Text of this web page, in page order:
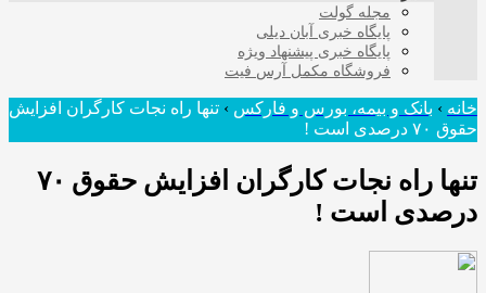
مجله گولت
پایگاه خبری آبان دیلی
پایگاه خبری پیشنهاد ویژه
فروشگاه مکمل آرس فیت
خانه › بانک و بیمه، بورس و فارکس › تنها راه نجات کارگران افزایش
حقوق ۷۰ درصدی است !
تنها راه نجات کارگران افزایش حقوق ۷۰
درصدی است !